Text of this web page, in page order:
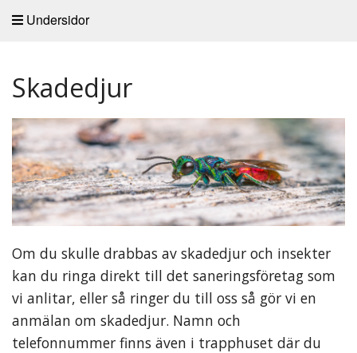
Undersidor
Skadedjur
Om du skulle drabbas av skadedjur och insekter
kan du ringa direkt till det saneringsföretag som
vi anlitar, eller så ringer du till oss så gör vi en
anmälan om skadedjur. Namn och
telefonnummer finns även i trapphuset där du